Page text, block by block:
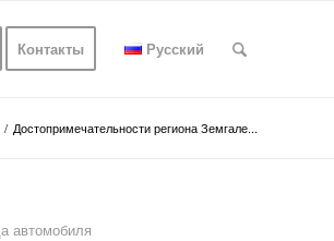
Контакты Русский
/ Достопримечательности региона Земгале...
автомобиля